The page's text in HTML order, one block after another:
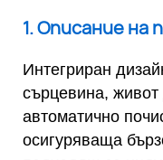
1. Описание на
Интегриран
сърцевина,
автоматично
осигуряваща